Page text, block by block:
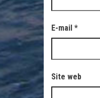
E-mail *
Site web